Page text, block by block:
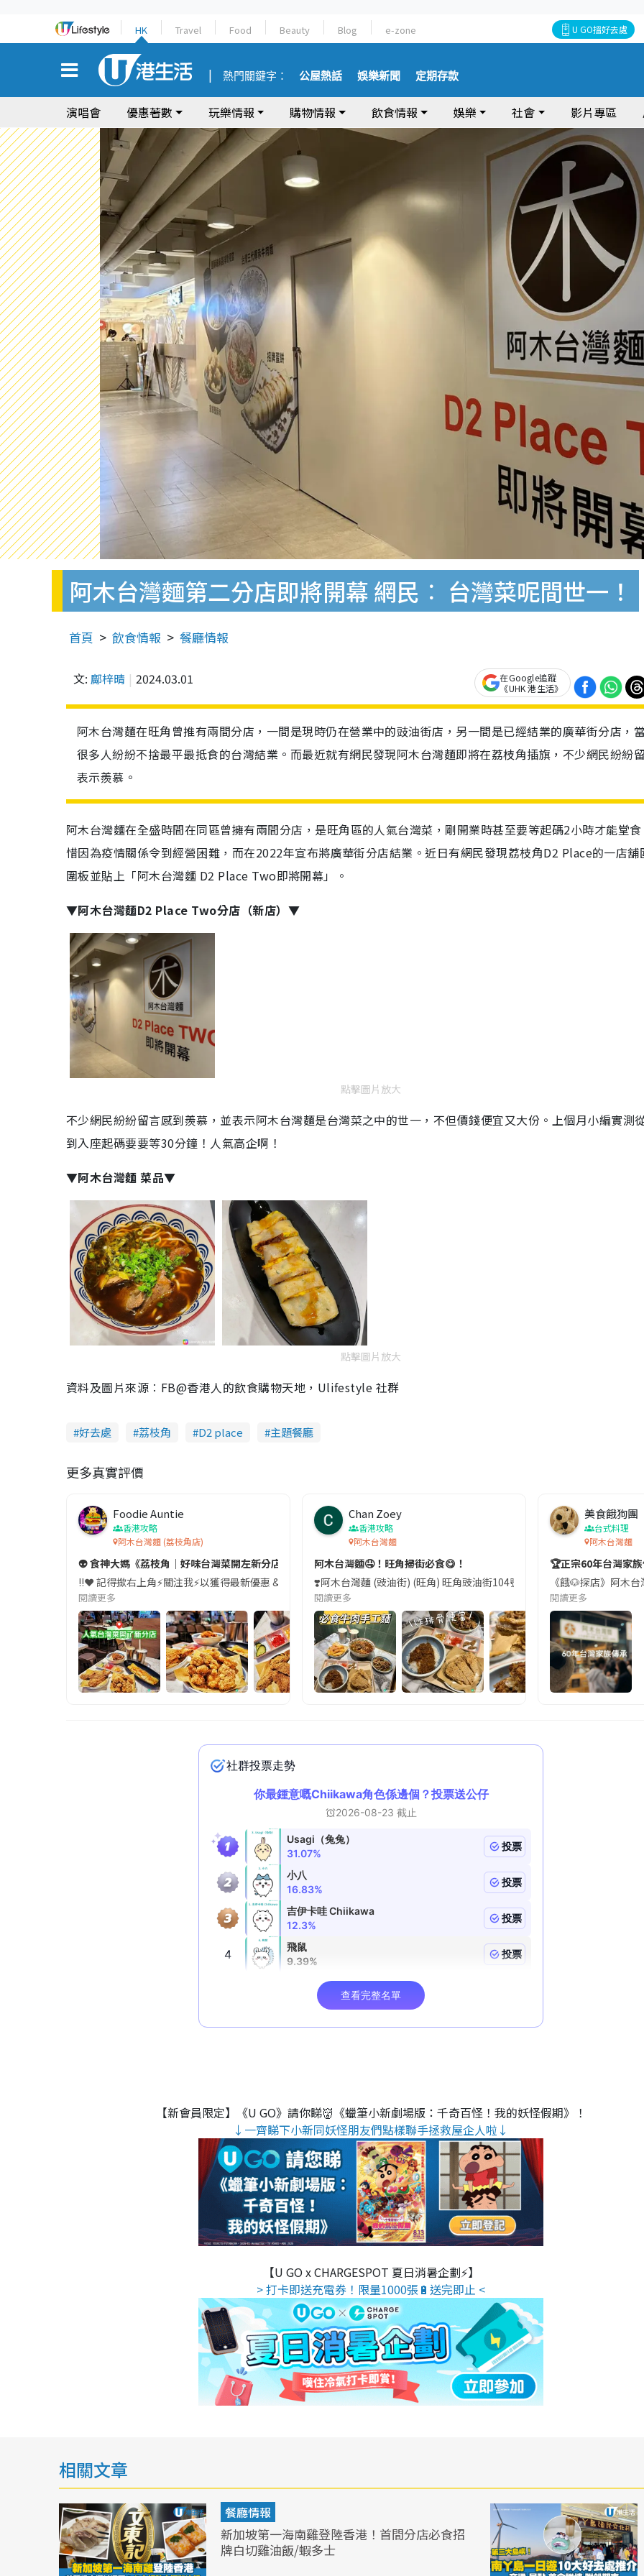
HK Travel Food Beauty Blog e-zone U GO搵好去處
熱門關鍵字： 公屋熱話 娛樂新聞 定期存款
演唱會 優惠著數 玩樂情報 購物情報 飲食情報 娛樂 社會 影片專區
阿木台灣麵第二分店即將開幕 網民︰ 台灣菜呢間世一！
首頁 飲食情報 餐廳情報
文: 鄺梓晴 2024.03.01
在Google追蹤
《UHK 港生活》
阿木台灣麵在旺角曾推有兩間分店，一間是現時仍在營業中的豉油街店，另一間是已經結業的廣華街分店，
很多人紛紛不捨最平最抵食的台灣結業。而最近就有網民發現阿木台灣麵即將在荔枝角插旗，不少網民紛紛
表示羨慕。
阿木台灣麵在全盛時間在同區曾擁有兩間分店，是旺角區的人氣台灣菜，剛開業時甚至要等起碼2小時才能堂
惜因為疫情關係令到經營困難，而在2022年宣布將廣華街分店結業。近日有網民發現荔枝角D2 Place的一店舖
圍板並貼上「阿木台灣麵 D2 Place Two即將開幕」。
▼阿木台灣麵D2 Place Two分店（新店）▼
點擊圖片放大
不少網民紛紛留言感到羨慕，並表示阿木台灣麵是台灣菜之中的世一，不但價錢便宜又大份。上個月小編實測
到入座起碼要要等30分鐘！人氣高企啊！
▼阿木台灣麵 菜品▼
點擊圖片放大
資料及圖片來源︰FB@香港人的飲食購物天地，Ulifestyle 社群
好去處 荔枝角 D2 place 主題餐廳
更多真實評價
Foodie Auntie
香港攻略
阿木台灣麵 (荔枝角店)
👽 食神大媽《荔枝角｜好味台灣菜開左新分店》
‼️❤️ 記得撳右上角⚡️關注我⚡️以獲得最新優惠 & 美食情報 ❤️‼️ . 😋 一路唔知原來開咗呢間新分店 @ 🌟 阿木台灣麵 🌟 . 💁‍♀️ 圖
閱讀更多
Chan Zoey
香港攻略
阿木台灣麵
阿木台灣麵🤤！旺角掃街必食😋！
❣️阿木台灣麵 (豉油街) (旺角) 旺角豉油街104號地舖☎️ 今日嚟到阿木台灣
閱讀更多
美食餓狗團
台式料理
阿木台灣麵
🏆正宗60年台灣家
《餓🐶探店》阿木
閱讀更多
【新會員限定】《U GO》請你睇👹《蠟筆小新劇場版：千奇百怪！我的妖怪假期》！
↓一齊睇下小新同妖怪朋友們點樣聯手拯救屋企人啦↓
【U GO x CHARGESPOT 夏日消暑企劃⚡】
> 打卡即送充電券！限量1000張🔋送完即止 <
相關文章
餐廳情報
新加坡第一海南雞登陸香港！首間分店必食招
牌白切雞油飯/蝦多士